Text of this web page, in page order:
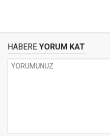
HABERE YORUM KAT